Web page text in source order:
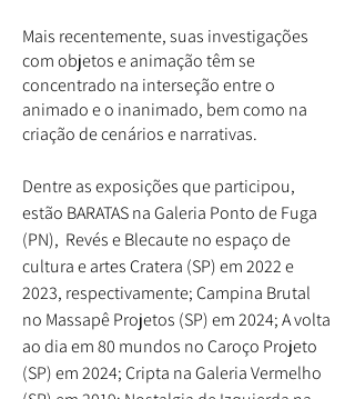
Mais recentemente, suas investigações
com objetos e animação têm se
concentrado na interseção entre o
animado e o inanimado, bem como na
criação de cenários e narrativas.
Dentre as exposições que participou,
estão BARATAS na Galeria Ponto de Fuga
(PN), Revés e Blecaute no espaço de
cultura e artes Cratera (SP) em 2022 e
2023, respectivamente; Campina Brutal
no Massapê Projetos (SP) em 2024; A volta
ao dia em 80 mundos no Caroço Projeto
(SP) em 2024; Cripta na Galeria Vermelho